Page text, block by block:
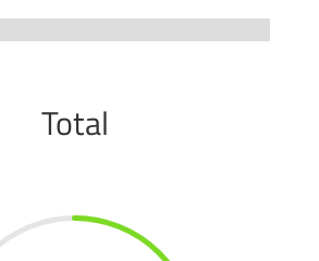
Total